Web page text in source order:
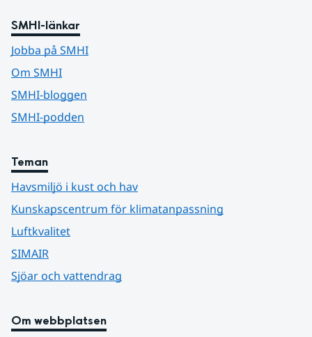
SMHI-länkar
Jobba på SMHI
Om SMHI
SMHI-bloggen
SMHI-podden
Teman
Havsmiljö i kust och hav
Kunskapscentrum för klimatanpassning
Luftkvalitet
SIMAIR
Sjöar och vattendrag
Om webbplatsen